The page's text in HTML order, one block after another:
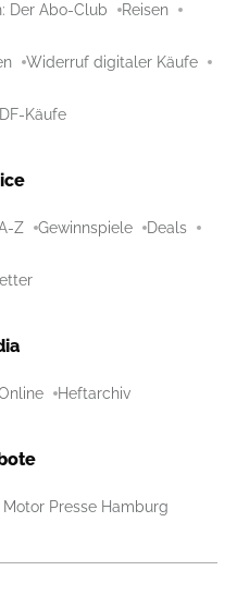
Der Abo-Club Reisen
Widerruf digitaler Käufe
Käufe
Z Gewinnspiele Deals
Heftarchiv
Presse Hamburg